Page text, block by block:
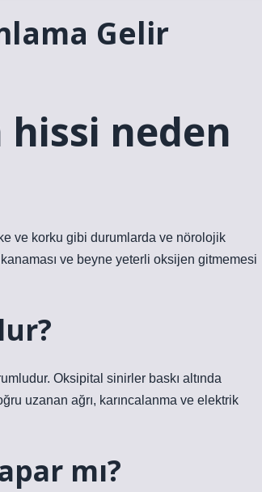
Gelir
neden
ve korku gibi durumlarda ve nörolojik
ve beyne yeterli oksijen gitmemesi
Oksipital sinirler baskı altında
uzanan ağrı, karıncalanma ve elektrik
mı?